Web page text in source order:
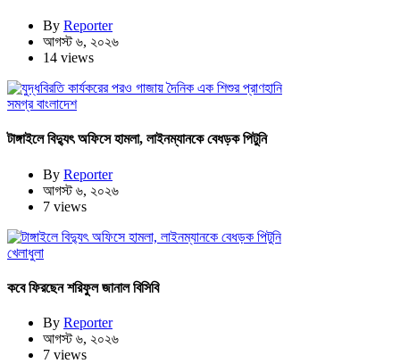
By Reporter
আগস্ট ৬, ২০২৬
14 views
সমগ্র বাংলাদেশ
টাঙ্গাইলে বিদ্যুৎ অফিসে হামলা, লাইনম্যানকে বেধড়ক পিটুনি
By Reporter
আগস্ট ৬, ২০২৬
7 views
খেলাধুলা
কবে ফিরছেন শরিফুল জানাল বিসিবি
By Reporter
আগস্ট ৬, ২০২৬
7 views